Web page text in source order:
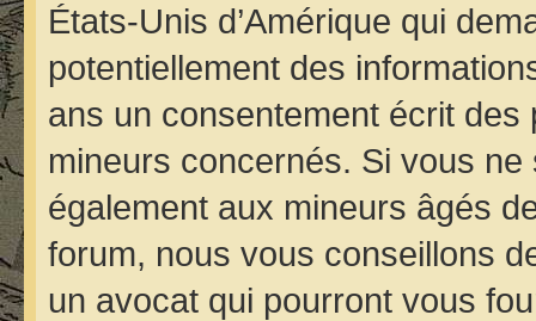
États-Unis d’Amérique qui
potentiellement des
ans un consentement écrit
mineurs concernés. Si vous ne
également aux mineurs âgés
forum, nous vous conseillons
un avocat qui pourront vous